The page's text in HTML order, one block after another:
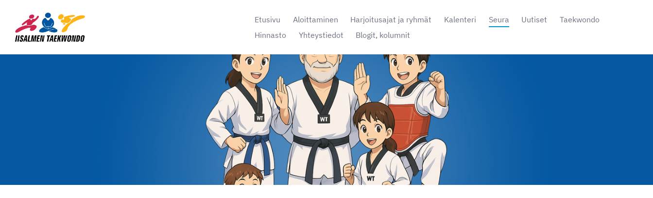
sivun
sisältöön
Iisalmen Taekwondo Ry
Etusivu Aloittaminen Harjoitusajat ja ryhmät Kalenteri Seura Uutiset
Taekwondo
Hinnasto
Yhteystiedot Blogit, kolumnit